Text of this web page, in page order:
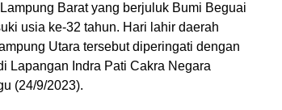
Barat yang berjuluk Bumi Beguai
usia ke-32 tahun. Hari lahir daerah
Utara tersebut diperingati dengan
Lapangan Indra Pati Cakra Negara
(24/9/2023).